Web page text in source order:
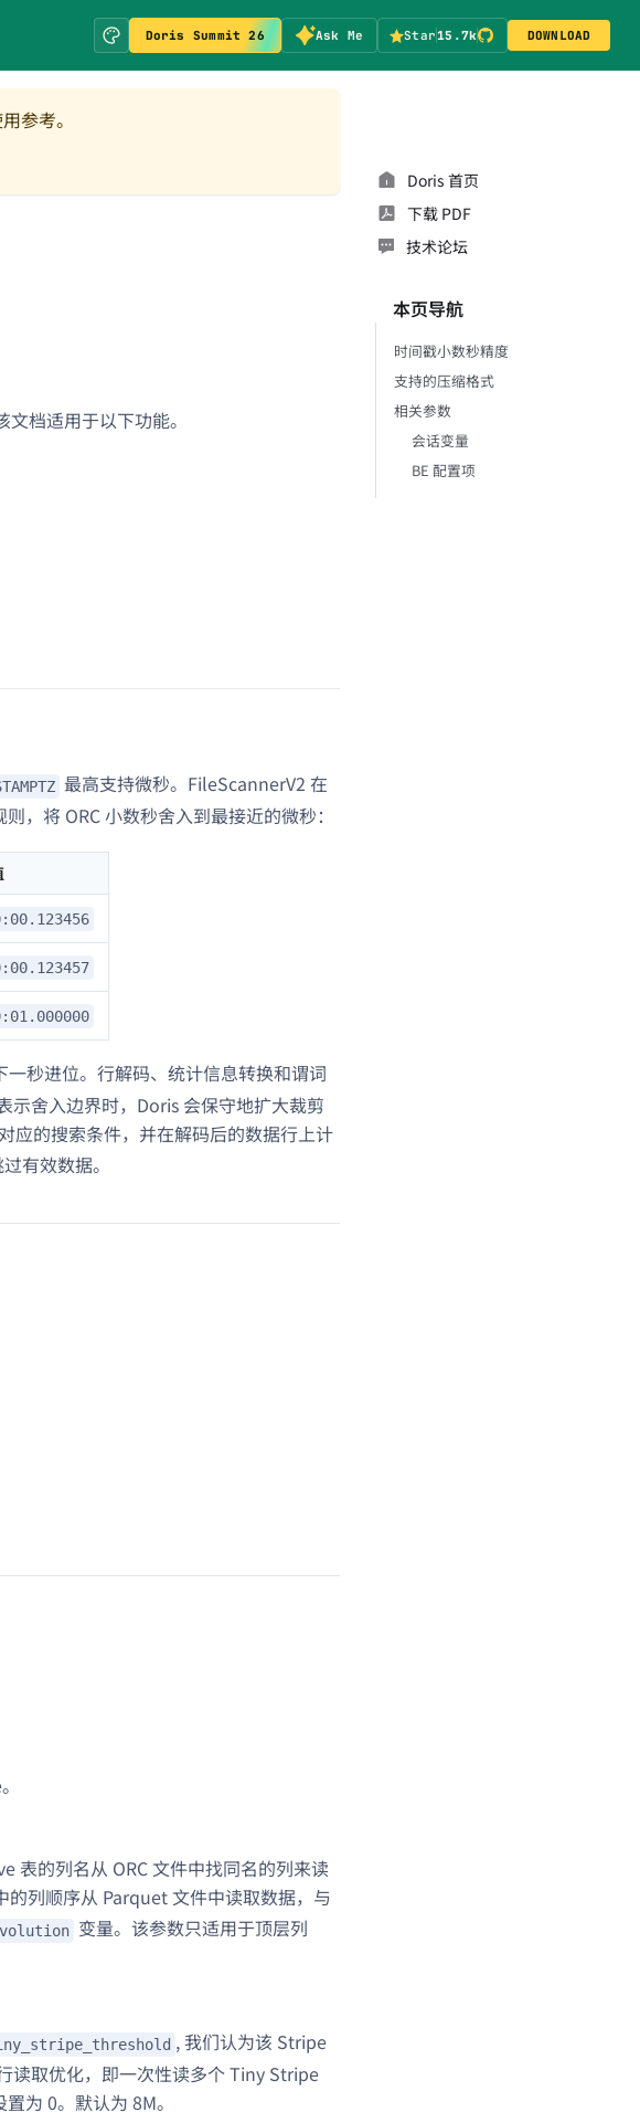
Doris Summit 26 Ask Me Star15.7k DOWNLOAD
参考。
档适用于以下功能。
最高支持微秒。FileScannerV2 在
，将 ORC 小数秒舍入到最接近的微秒：
秒进位。行解码、统计信息转换和谓词
示舍入边界时，Doris 会保守地扩大裁剪
应的搜索条件，并在解码后的数据行上计
有效数据。
表的列名从 ORC 文件中找同名的列来读
的列顺序从 Parquet 文件中读取数据，与
变量。该参数只适用于顶层列
, 我们认为该 Stripe
读取优化，即一次性读多个 Tiny Stripe
为 0。默认为 8M。
Doris 首页
下载 PDF
技术论坛
本页导航
时间戳小数秒精度
支持的压缩格式
相关参数
会话变量
BE 配置项